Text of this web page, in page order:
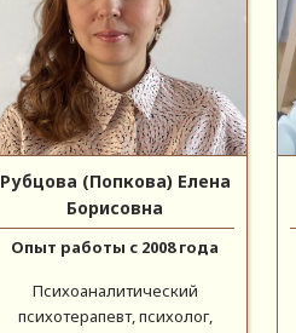
Рубцова (Попкова) Елена
Борисовна
Опыт работы с 2008 года
Психоаналитический
психотерапевт, психолог,